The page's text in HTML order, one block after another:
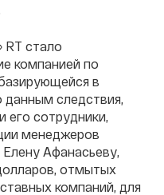
RT стало
компанией по
в
данным следствия,
его сотрудники,
менеджеров
Афанасьеву,
отмытых
компаний, для